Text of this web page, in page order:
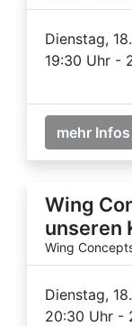
Dienstag,
19:30 Uhr -
mehr Infos
Wing
unseren
Wing
Dienstag,
20:30 Uhr -